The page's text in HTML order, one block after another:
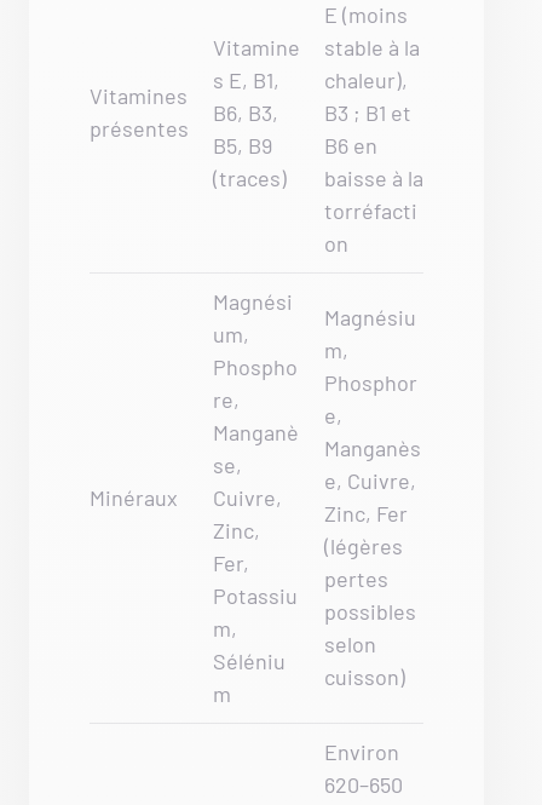
Vitamines
présentes
Vitamine
s E, B1,
B6, B3,
B5, B9
(traces)
E (moins
stable à la
chaleur),
B3 ; B1 et
B6 en
baisse à la
torréfacti
on
Minéraux
Magnési
um,
Phospho
re,
Manganè
se,
Cuivre,
Zinc,
Fer,
Potassiu
m,
Séléniu
m
Magnésiu
m,
Phosphor
e,
Manganès
e, Cuivre,
Zinc, Fer
(légères
pertes
possibles
selon
cuisson)
Environ
620–650